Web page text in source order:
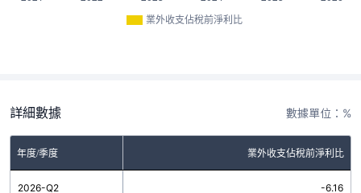
業外收支佔稅前淨利比
詳細數據 數據單位：%
年度/季度 業外收支佔稅前淨利比
2026-Q2 -6.16